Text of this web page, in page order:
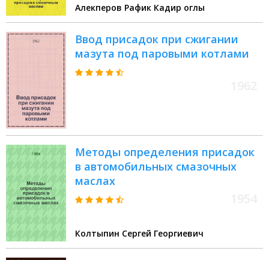
учен. степени кандидата хим.
наук
Алекперов Рафик Кадир оглы
Ввод присадок при сжигании
мазута под паровыми котлами
Методы определения присадок
в автомобильных смазочных
маслах
Колтыпин Сергей Георгиевич